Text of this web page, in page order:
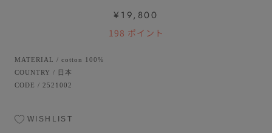
¥19,800
198 ポイント
MATERIAL / cotton 100%
COUNTRY /
日本
CODE / 2521002
WISHLIST